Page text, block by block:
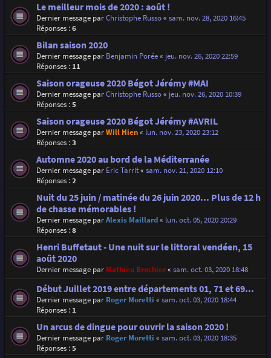
Le meilleur mois de 2020 : août !
Dernier message parChristophe Russo« sam. nov. 28, 2020 16:45
Réponses :6
Bilan saison 2020
Dernier message par Benjamin Porée« jeu. nov. 26, 2020 22:59
Réponses : 11
Saison orageuse 2020 Bégot Jérémy #MAI
Dernier message parChristophe Russo« jeu. nov. 26, 2020 10:39
Réponses :5
Saison orageuse 2020 Bégot Jérémy #AVRIL
Dernier message parWill Hien« lun. nov. 23, 2020 23:12
Réponses :3
Automne 2020 au bord de la Méditerranée
Dernier message par Eric Tarrit« sam. nov. 21, 2020 12:10
Réponses :2
Nuit du 25 juin / matinée du 26 juin 2020... Plus de 12 h
de chasse mémorables !
Dernier message parAlexis Maillard« lun. oct. 05, 2020 20:29
Réponses :8
Henri Buffetaut - Une nuit sur le littoral vendéen, 15
août 2020
Dernier message par Mathieu Brochier« sam. oct. 03, 2020 18:48
Début Juillet 2019 entre départements 01, 71 et 69...
Dernier message par Roger Moretti « sam. oct. 03, 2020 18:44
Réponses : 1
Un arcus de dingue pour ouvrir la saison 2020 !
Dernier message par Roger Moretti « sam. oct. 03, 2020 18:35
Réponses :5